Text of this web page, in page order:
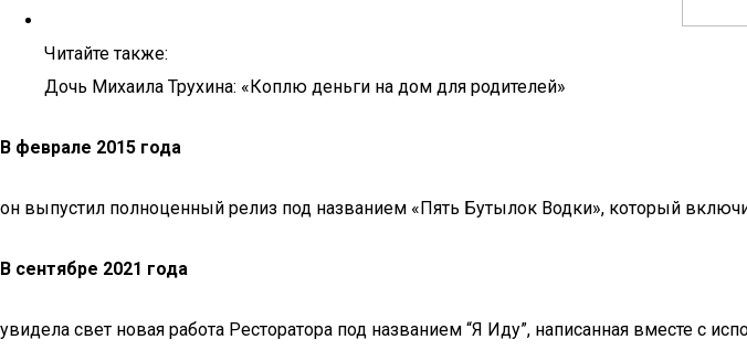
Читайте также:
Дочь Михаила Трухина: «Коплю деньги на дом для родителей»
В феврале 2015 года
он выпустил полноценный релиз под названием «Пять Бутылок Водки», который
В сентябре 2021 года
увидела свет новая работа Ресторатора под названием “Я Иду”, написанная вместе с